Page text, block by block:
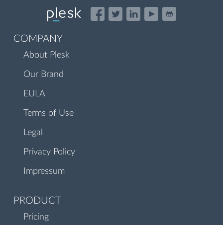
COMPANY
About Plesk
Our Brand
EULA
Terms of Use
Legal
Privacy Policy
Impressum
PRODUCT
Pricing